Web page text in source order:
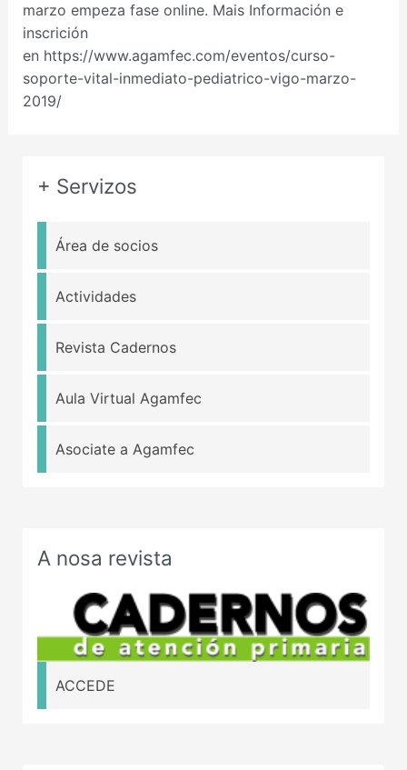
marzo empeza fase online. Mais Información e
inscrición
en https://www.agamfec.com/eventos/curso-
soporte-vital-inmediato-pediatrico-vigo-marzo-
2019/
+ Servizos
Área de socios
Actividades
Revista Cadernos
Aula Virtual Agamfec
Asociate a Agamfec
A nosa revista
ACCEDE